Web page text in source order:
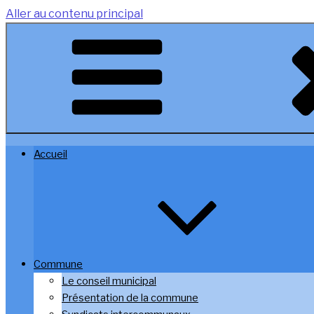
Aller au contenu principal
Accueil
Commune
Le conseil municipal
Présentation de la commune